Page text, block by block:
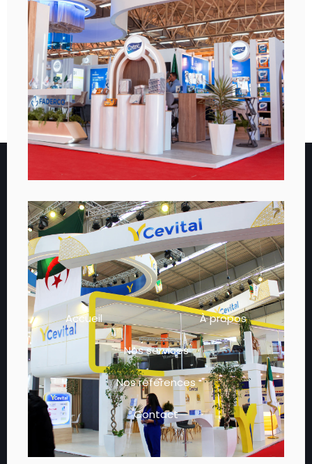
Accueil À propos
Nos services
Nos références
Contact